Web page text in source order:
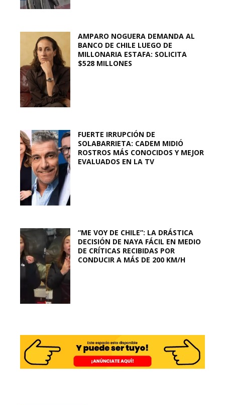
AMPARO NOGUERA DEMANDA AL
BANCO DE CHILE LUEGO DE
MILLONARIA ESTAFA: SOLICITA
$528 MILLONES
FUERTE IRRUPCIÓN DE
SOLABARRIETA: CADEM MIDIÓ
ROSTROS MÁS CONOCIDOS Y MEJOR
EVALUADOS EN LA TV
“ME VOY DE CHILE”: LA DRÁSTICA
DECISIÓN DE NAYA FÁCIL EN MEDIO
DE CRÍTICAS RECIBIDAS POR
CONDUCIR A MÁS DE 200 KM/H